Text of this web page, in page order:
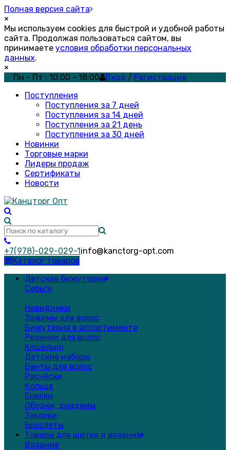
Полная версия сайта
×
Мы используем cookies для быстрой и удобной работы
сайта. Продолжая пользоваться сайтом, вы
принимаете условия обработки персональных
данных.
×
Пн - Пт : 10:00 - 18:00
Вход / Регистрация
Поступления
Поступления за 7 дней
Поступления за 14 дней
Поступления за 21 день
Поступления за 30 дней
Новинки
Торговые марки
Лидеры продаж
Сертификаты
Новости
+7(978)-029-029-1info@kanctorg-opt.com
Каталог товаров
Детская бижутерия
Серьги
Невидимки
Зажимы для волос
Бижутерия в ассортименте
Резинки для волос
Кошельки
Детские наборы
Банты для волос
Расчёски
Кольца
Брелки
Ободки, диадемы
Заколки
Браслеты
Товары для шитья и вязания
Вязание